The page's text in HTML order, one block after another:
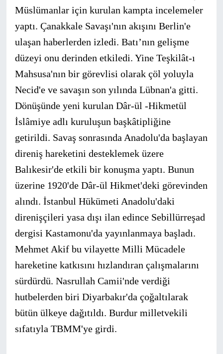
Müslümanlar için kurulan kampta incelemeler
yaptı. Çanakkale Savaşı'nın akışını Berlin'e
ulaşan haberlerden izledi. Batı’nın gelişme
düzeyi onu derinden etkiledi. Yine Teşkilât-ı
Mahsusa'nın bir görevlisi olarak çöl yoluyla
Necid'e ve savaşın son yılında Lübnan'a gitti.
Dönüşünde yeni kurulan Dâr-ül -Hikmetül
İslâmiye adlı kuruluşun başkâtipliğine
getirildi. Savaş sonrasında Anadolu'da başlayan
direniş hareketini desteklemek üzere
Balıkesir'de etkili bir konuşma yaptı. Bunun
üzerine 1920'de Dâr-ül Hikmet'deki görevinden
alındı. İstanbul Hükümeti Anadolu'daki
direnişçileri yasa dışı ilan edince Sebillürreşad
dergisi Kastamonu'da yayınlanmaya başladı.
Mehmet Akif bu vilayette Milli Mücadele
hareketine katkısını hızlandıran çalışmalarını
sürdürdü. Nasrullah Camii'nde verdiği
hutbelerden biri Diyarbakır'da çoğaltılarak
bütün ülkeye dağıtıldı. Burdur milletvekili
sıfatıyla TBMM'ye girdi.